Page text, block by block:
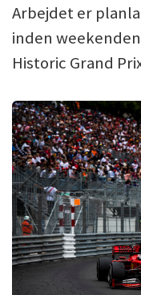
Arbejdet er
inden
Historic Grand